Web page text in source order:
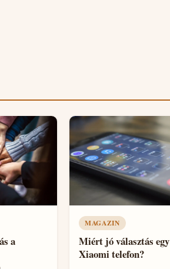
a
MAGAZIN
Miért jó választás egy
Xiaomi telefon?